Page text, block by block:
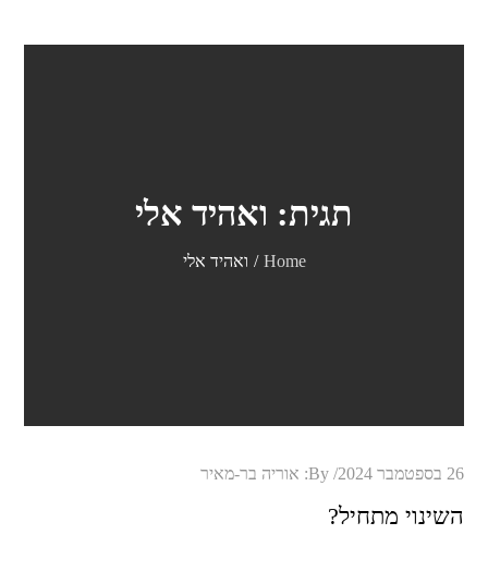
תגית: ואהיד אלי
Home ואהיד אלי
Posted
26 בספטמבר 2024 By: אוריה בר-מאיר
השינוי מתחיל?